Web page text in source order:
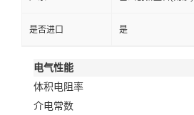
是否进口 是
电气性能
体积电阻率
介电常数